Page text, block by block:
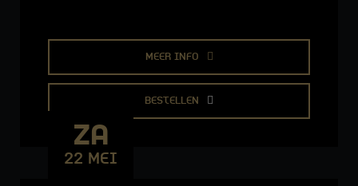
MEER INFO
BESTELLEN
ZA
22 MEI